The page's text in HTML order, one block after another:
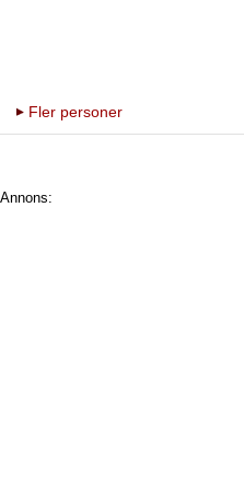
Fler personer
Annons: